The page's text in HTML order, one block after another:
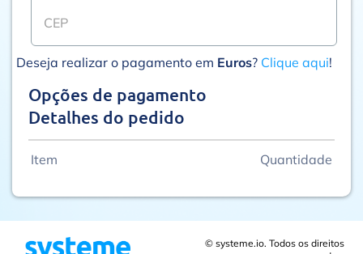
Deseja realizar o pagamento em Euros? Clique aqui!
Opções de pagamento
Detalhes do pedido
Item Quantidade
© systeme.io. Todos os direitos